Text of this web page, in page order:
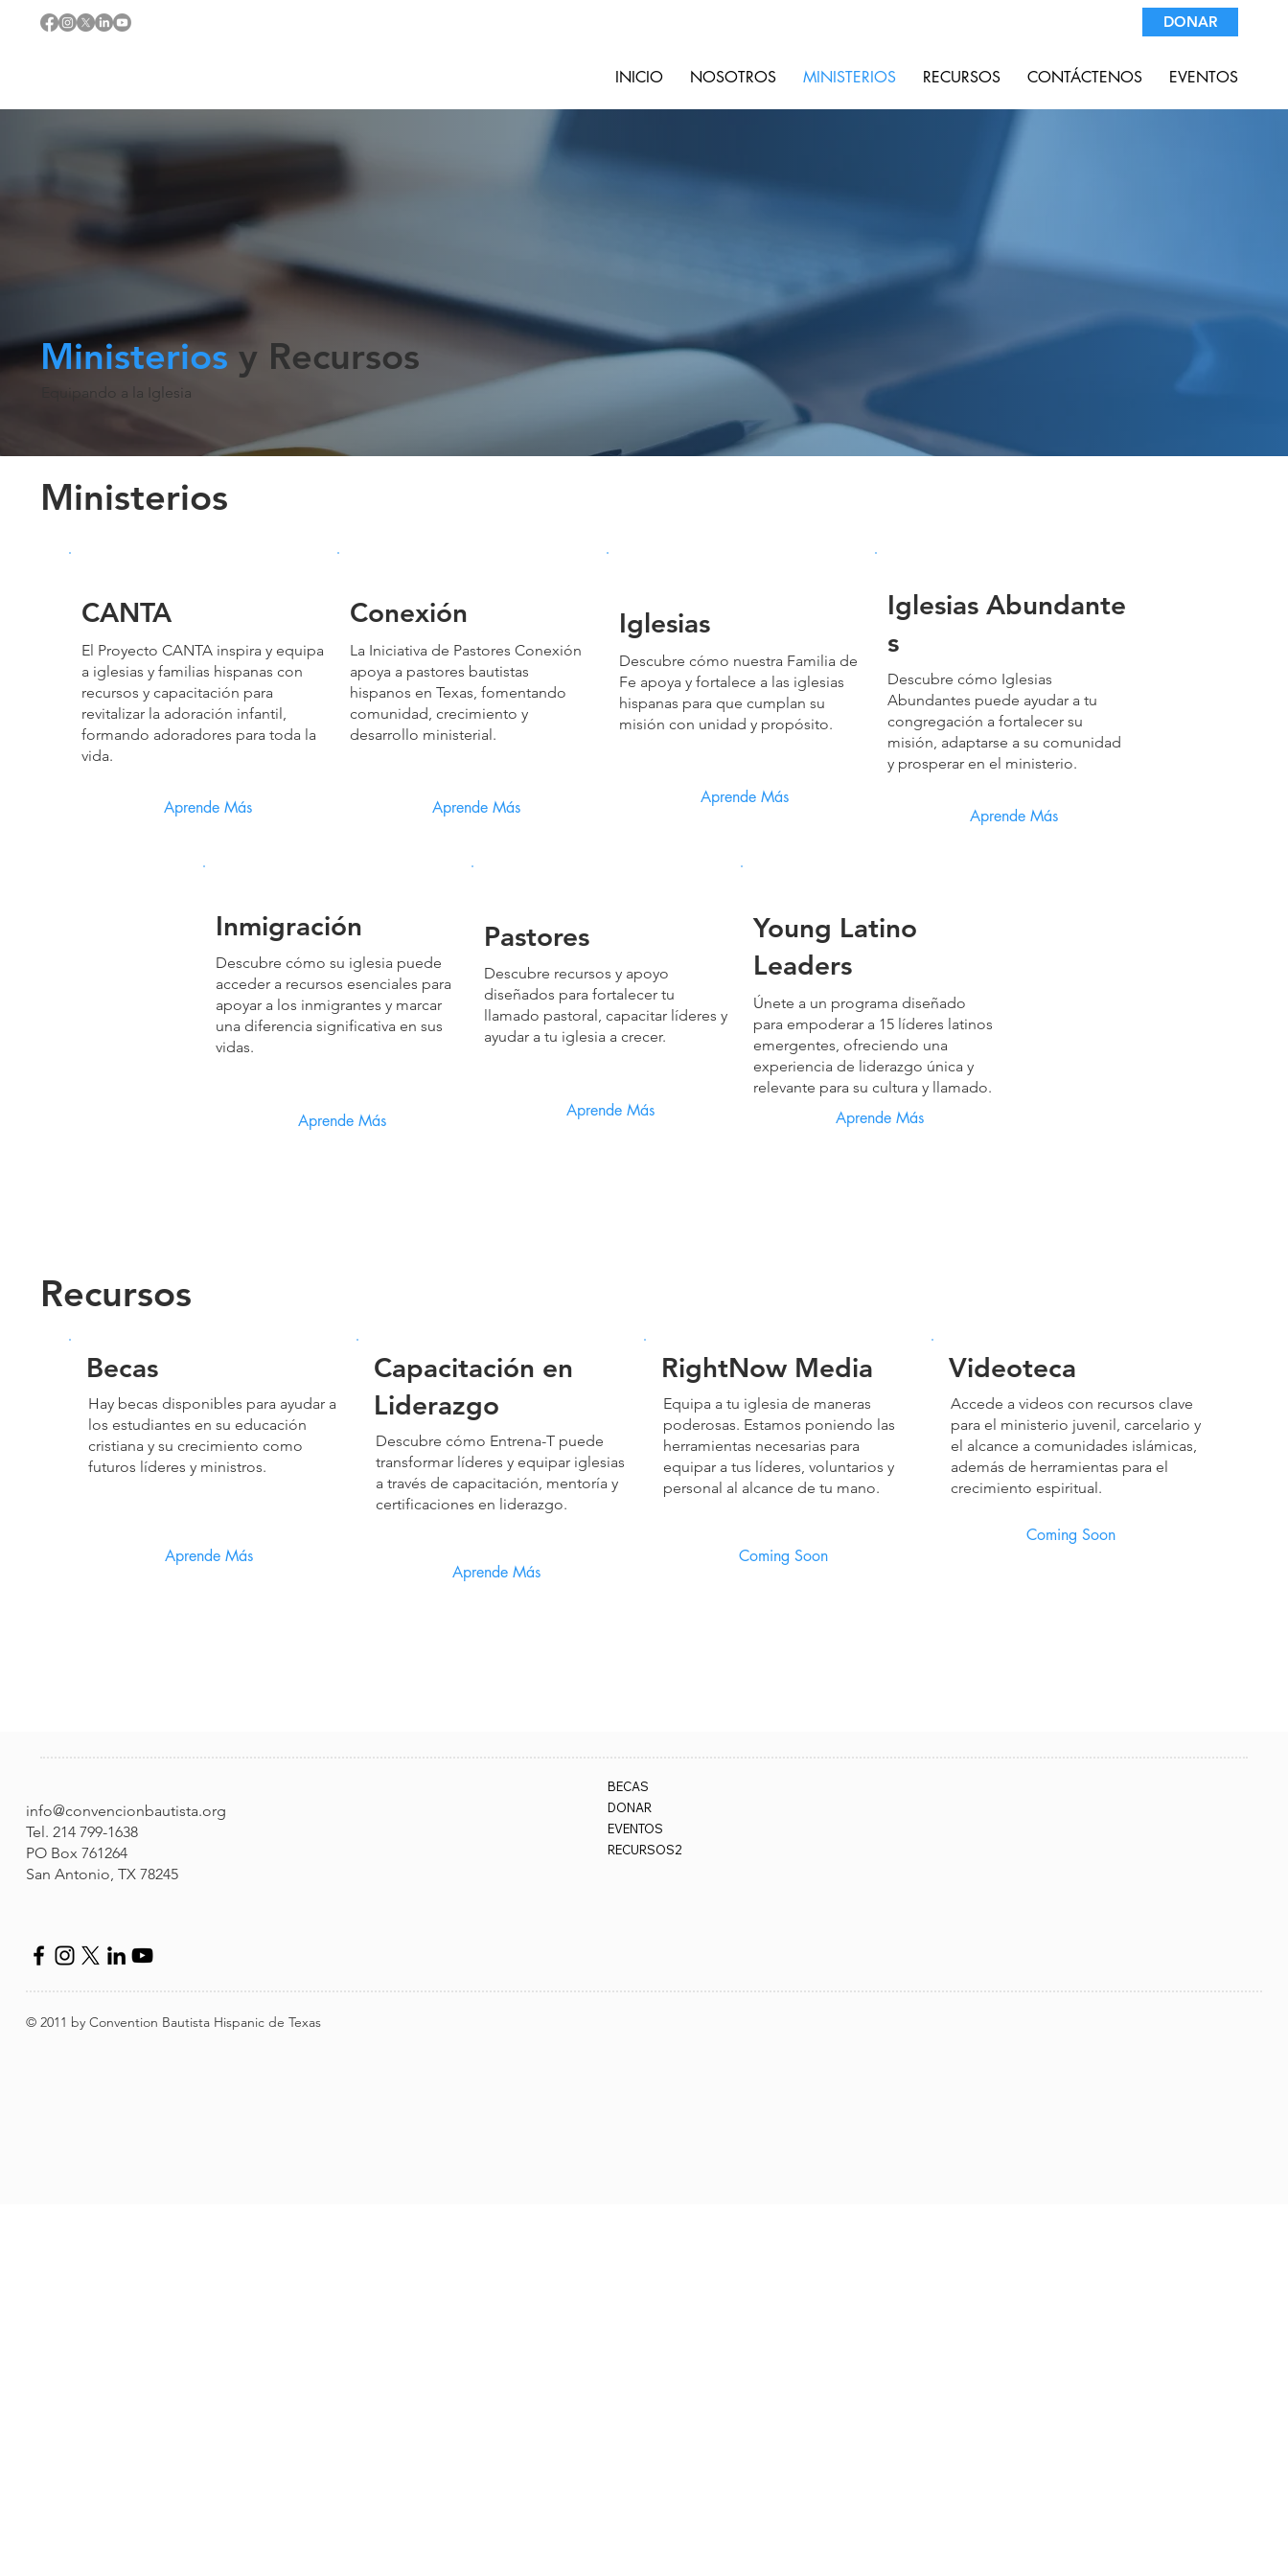
DONAR
INICIO NOSOTROS MINISTERIOS RECURSOS CONTÁCTENOS EVENTOS
Ministerios y Recursos
Equipando a la Iglesia
CANTA
El Proyecto CANTA inspira y equipa
a iglesias y familias hispanas con
recursos y capacitación para
revitalizar la adoración infantil,
formando adoradores para toda la
vida.
Aprende Más
Conexión
La Iniciativa de Pastores Conexión
apoya a pastores bautistas
hispanos en Texas, fomentando
comunidad, crecimiento y
desarrollo ministerial.
Aprende Más
Iglesias
Descubre cómo nuestra Familia de
Fe apoya y fortalece a las iglesias
hispanas para que cumplan su
misión con unidad y propósito.
Aprende Más
Iglesias Abundante
s
Descubre cómo Iglesias
Abundantes puede ayudar a tu
congregación a fortalecer su
misión, adaptarse a su comunidad
y prosperar en el ministerio.
Aprende Más
Inmigración
Descubre cómo su iglesia puede
acceder a recursos esenciales para
apoyar a los inmigrantes y marcar
una diferencia significativa en sus
vidas.
Aprende Más
Pastores
Descubre recursos y apoyo
diseñados para fortalecer tu
llamado pastoral, capacitar líderes y
ayudar a tu iglesia a crecer.
Aprende Más
Young Latino
Leaders
Únete a un programa diseñado
para empoderar a 15 líderes latinos
emergentes, ofreciendo una
experiencia de liderazgo única y
relevante para su cultura y llamado.
Aprende Más
Ministerios
Recursos
Becas
Hay becas disponibles para ayudar a
los estudiantes en su educación
cristiana y su crecimiento como
futuros líderes y ministros.
Aprende Más
Capacitación en
Liderazgo
Descubre cómo Entrena-T puede
transformar líderes y equipar iglesias
a través de capacitación, mentoría y
certificaciones en liderazgo.
Aprende Más
RightNow Media
Equipa a tu iglesia de maneras
poderosas. Estamos poniendo las
herramientas necesarias para
equipar a tus líderes, voluntarios y
personal al alcance de tu mano.
Videoteca
Accede a videos con recursos clave
para el ministerio juvenil, carcelario y
el alcance a comunidades islámicas,
además de herramientas para el
crecimiento espiritual.
BECAS
DONAR
EVENTOS
RECURSOS2
© 2011 by Convention Bautista Hispanic de Texas
info@convencionbautista.org
Tel. 214 799-1638
PO Box 761264
San Antonio, TX 78245